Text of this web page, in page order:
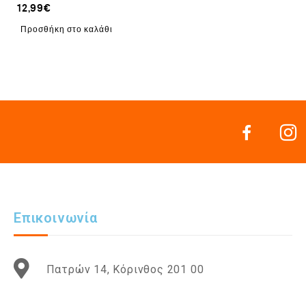
12,99€
Προσθήκη στο καλάθι
Επικοινωνία
Πατρών 14, Κόρινθος 201 00